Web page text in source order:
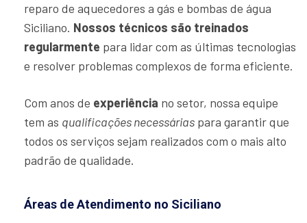
reparo de aquecedores a gás e bombas de água
Siciliano. Nossos técnicos são treinados
regularmente para lidar com as últimas tecnologias
e resolver problemas complexos de forma eficiente.
Com anos de experiência no setor, nossa equipe
tem as qualificações necessárias para garantir que
todos os serviços sejam realizados com o mais alto
padrão de qualidade.
Áreas de Atendimento no Siciliano